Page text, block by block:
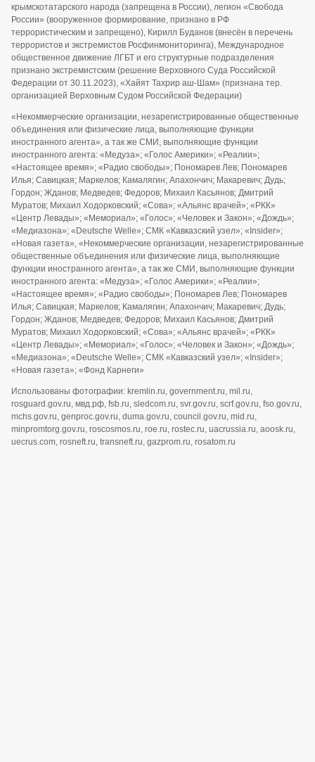
крымскотатарского народа (запрещена в России), легион «Свобода
России» (вооруженное формирование, признано в РФ
террористическим и запрещено), Кирилл Буданов (внесён в перечень
террористов и экстремистов Росфинмониторинга), Международное
общественное движение ЛГБТ и его структурные подразделения
признано экстремистским (решение Верховного Суда Российской
Федерации от 30.11.2023), «Хайят Тахрир аш-Шам» (признана тер.
организацией Верховным Судом Российской Федерации)
«Некоммерческие организации, незарегистрированные общественные
объединения или физические лица, выполняющие функции
иностранного агента», а так же СМИ, выполняющие функции
иностранного агента: «Медуза»; «Голос Америки»; «Реалии»;
«Настоящее время»; «Радио свободы»; Пономарев Лев; Пономарев
Илья; Савицкая; Маркелов; Камалягин; Апахончич; Макаревич; Дудь;
Гордон; Жданов; Медведев; Федоров; Михаил Касьянов; Дмитрий
Муратов; Михаил Ходорковский; «Сова»; «Альянс врачей»; «РКК»
«Центр Левады»; «Мемориал»; «Голос»; «Человек и Закон»; «Дождь»;
«Медиазона»; «Deutsche Welle»; СМК «Кавказский узел»; «Insider»;
«Новая газета», «Некоммерческие организации, незарегистрированные
общественные объединения или физические лица, выполняющие
функции иностранного агента», а так же СМИ, выполняющие функции
иностранного агента: «Медуза»; «Голос Америки»; «Реалии»;
«Настоящее время»; «Радио свободы»; Пономарев Лев; Пономарев
Илья; Савицкая; Маркелов; Камалягин; Апахончич; Макаревич; Дудь;
Гордон; Жданов; Медведев; Федоров; Михаил Касьянов; Дмитрий
Муратов; Михаил Ходорковский; «Сова»; «Альянс врачей»; «РКК»
«Центр Левады»; «Мемориал»; «Голос»; «Человек и Закон»; «Дождь»;
«Медиазона»; «Deutsche Welle»; СМК «Кавказский узел»; «Insider»;
«Новая газета»; «Фонд Карнеги»
Использованы фотографии: kremlin.ru, government.ru, mil.ru,
rosguard.gov.ru, мвд.рф, fsb.ru, sledcom.ru, svr.gov.ru, scrf.gov.ru, fso.gov.ru,
mchs.gov.ru, genproc.gov.ru, duma.gov.ru, council.gov.ru, mid.ru,
minpromtorg.gov.ru, roscosmos.ru, roe.ru, rostec.ru, uacrussia.ru, aoosk.ru,
uecrus.com, rosneft.ru, transneft.ru, gazprom.ru, rosatom.ru